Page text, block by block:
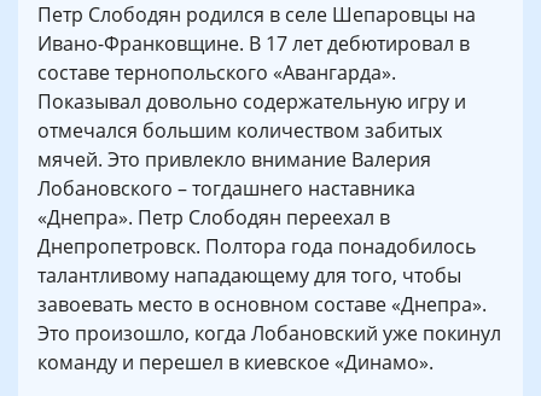
Петр Слободян родился в селе Шепаровцы на
Ивано-Франковщине. В 17 лет дебютировал в
составе тернопольского «Авангарда».
Показывал довольно содержательную игру и
отмечался большим количеством забитых
мячей. Это привлекло внимание Валерия
Лобановского – тогдашнего наставника
«Днепра». Петр Слободян переехал в
Днепропетровск. Полтора года понадобилось
талантливому нападающему для того, чтобы
завоевать место в основном составе «Днепра».
Это произошло, когда Лобановский уже покинул
команду и перешел в киевское «Динамо».